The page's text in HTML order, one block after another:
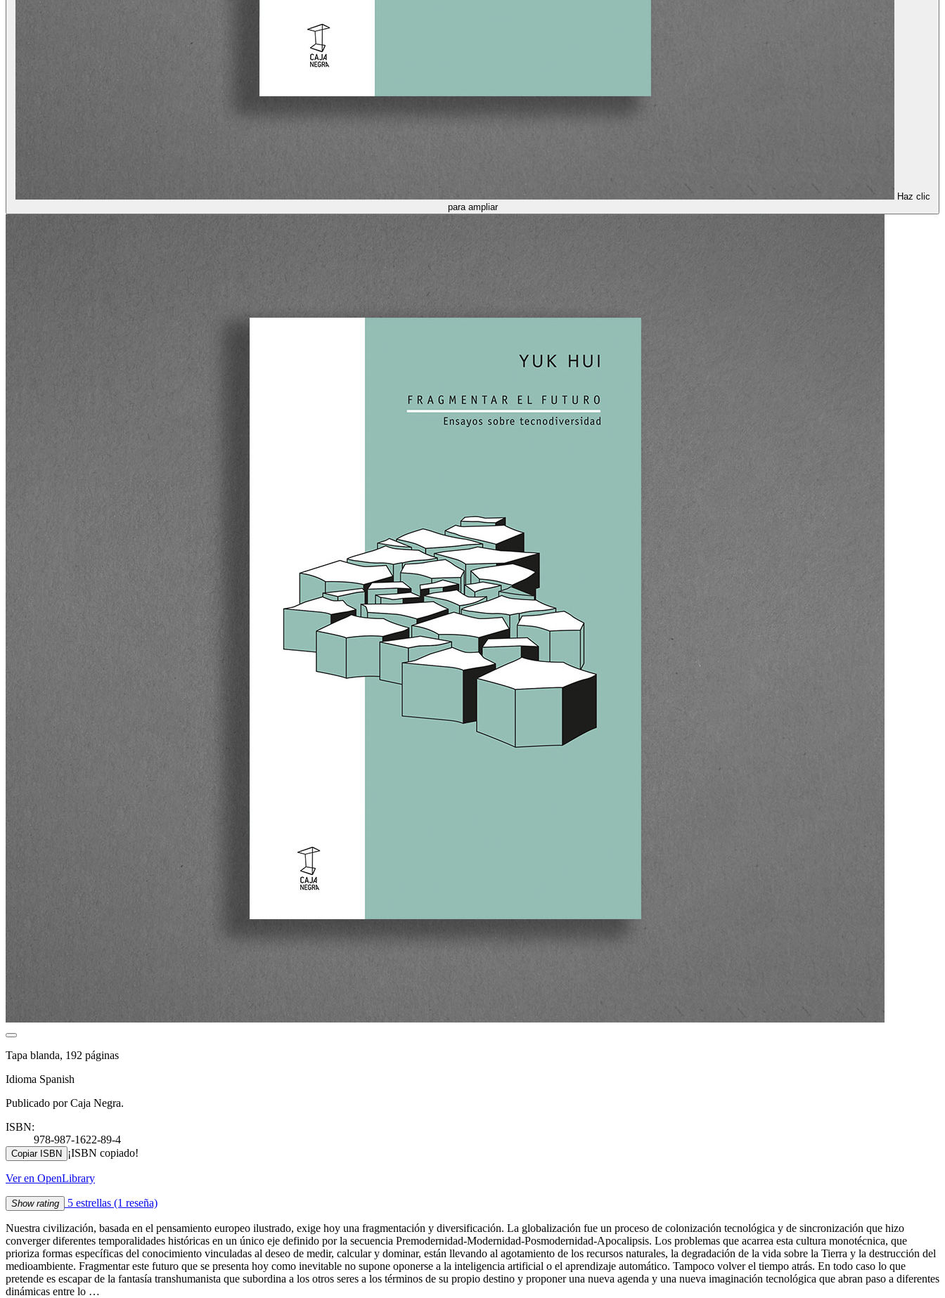
Haz clic
para ampliar
Tapa blanda, 192 páginas
Idioma Spanish
Publicado por Caja Negra.
ISBN:
978-987-1622-89-4
Copiar ISBN ¡ISBN copiado!
Ver en OpenLibrary
Show rating 5 estrellas (1 reseña)
Nuestra civilización, basada en el pensamiento europeo ilustrado, exige hoy una fragmentación y diversificación. La globalización fue un proceso de colonización tecnológica y de sincronización que hizo
converger diferentes temporalidades históricas en un único eje definido por la secuencia Premodernidad-Modernidad-Posmodernidad-Apocalipsis. Los problemas que acarrea esta cultura monotécnica, que
prioriza formas específicas del conocimiento vinculadas al deseo de medir, calcular y dominar, están llevando al agotamiento de los recursos naturales, la degradación de la vida sobre la Tierra y la destrucción del
medioambiente. Fragmentar este futuro que se presenta hoy como inevitable no supone oponerse a la inteligencia artificial o el aprendizaje automático. Tampoco volver el tiempo atrás. En todo caso lo que
pretende es escapar de la fantasía transhumanista que subordina a los otros seres a los términos de su propio destino y proponer una nueva agenda y una nueva imaginación tecnológica que abran paso a diferentes
dinámicas entre lo …